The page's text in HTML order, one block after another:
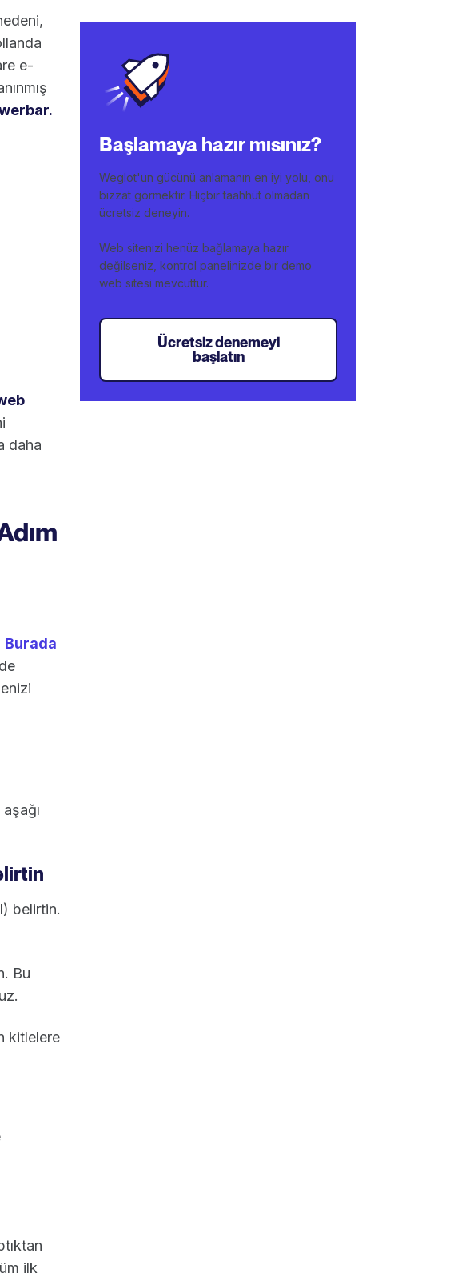
e-
.
daha
Burada
belirtin.
Bu
kitlelere
ilk
Başlamaya hazır mısınız?
Weglot'un gücünü anlamanın en iyi yolu, onu
bizzat görmektir. Hiçbir taahhüt olmadan
ücretsiz deneyin.
Web sitenizi henüz bağlamaya hazır
değilseniz, kontrol panelinizde bir demo
web sitesi mevcuttur.
Ücretsiz denemeyi
başlatın